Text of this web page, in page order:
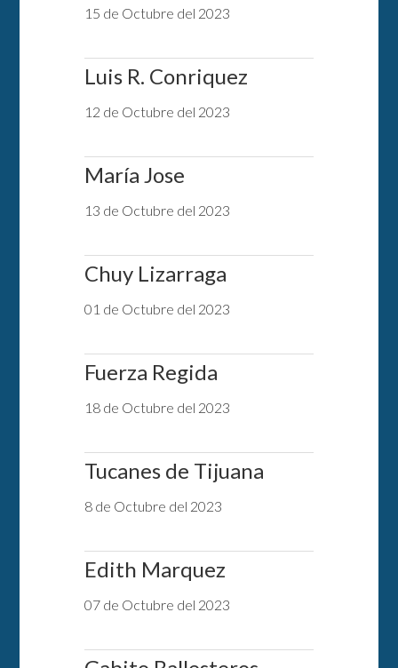
15 de Octubre del 2023
Luis R. Conriquez
12 de Octubre del 2023
María Jose
13 de Octubre del 2023
Chuy Lizarraga
01 de Octubre del 2023
Fuerza Regida
18 de Octubre del 2023
Tucanes de Tijuana
8 de Octubre del 2023
Edith Marquez
07 de Octubre del 2023